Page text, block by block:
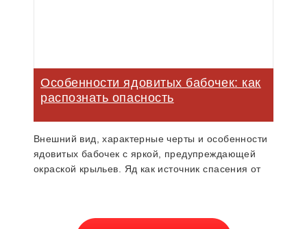
Особенности ядовитых бабочек: как
распознать опасность
Внешний вид, характерные черты и особенности
ядовитых бабочек с яркой, предупреждающей
окраской крыльев. Яд как источник спасения от